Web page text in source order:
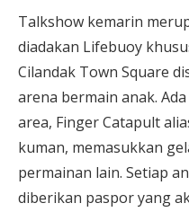
Talkshow kemarin
diadakan Lifebuoy
Cilandak Town Square
arena bermain anak.
area, Finger Catapult
kuman, memasukkan
permainan lain. Setiap
diberikan paspor yang